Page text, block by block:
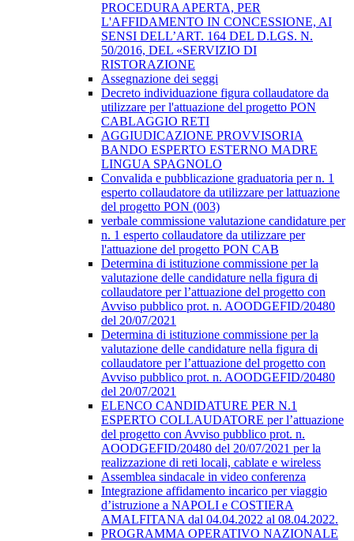
PROCEDURA APERTA, PER
L'AFFIDAMENTO IN CONCESSIONE, AI
SENSI DELL’ART. 164 DEL D.LGS. N.
50/2016, DEL «SERVIZIO DI
RISTORAZIONE
Assegnazione dei seggi
Decreto individuazione figura collaudatore da
utilizzare per l'attuazione del progetto PON
CABLAGGIO RETI
AGGIUDICAZIONE PROVVISORIA
BANDO ESPERTO ESTERNO MADRE
LINGUA SPAGNOLO
Convalida e pubblicazione graduatoria per n. 1
esperto collaudatore da utilizzare per lattuazione
del progetto PON (003)
verbale commissione valutazione candidature per
n. 1 esperto collaudatore da utilizzare per
l'attuazione del progetto PON CAB
Determina di istituzione commissione per la
valutazione delle candidature nella figura di
collaudatore per l’attuazione del progetto con
Avviso pubblico prot. n. AOODGEFID/20480
del 20/07/2021
Determina di istituzione commissione per la
valutazione delle candidature nella figura di
collaudatore per l’attuazione del progetto con
Avviso pubblico prot. n. AOODGEFID/20480
del 20/07/2021
ELENCO CANDIDATURE PER N.1
ESPERTO COLLAUDATORE per l’attuazione
del progetto con Avviso pubblico prot. n.
AOODGEFID/20480 del 20/07/2021 per la
realizzazione di reti locali, cablate e wireless
Assemblea sindacale in video conferenza
Integrazione affidamento incarico per viaggio
d’istruzione a NAPOLI e COSTIERA
AMALFITANA dal 04.04.2022 al 08.04.2022.
PROGRAMMA OPERATIVO NAZIONALE